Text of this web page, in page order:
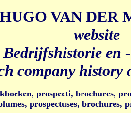
HUGO VAN DER
website
Bedrijfshistorie en
company history
prospecti, brochures,
prospectuses, brochures,